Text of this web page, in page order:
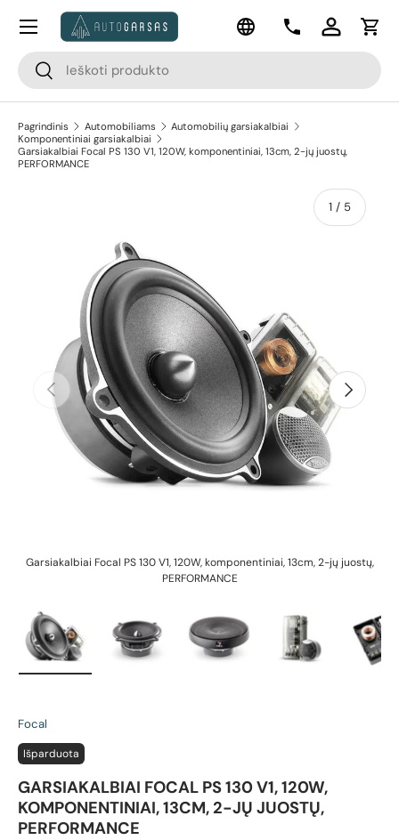
Pereiti prie turinio
Paieška
Paieška
Kalba
KontaktaiPrisijungti
Meniu
Pagrindinis Automobiliams
Automobilių garsiakalbiai
Komponentiniai garsiakalbiai
Garsiakalbiai Focal PS 130 V1, 120W, komponentiniai, 13cm, 2-jų juostų,
PERFORMANCE
Garsiakalbiai Focal PS 130 V1, 120W, komponentiniai, 13cm, 2-jų juostų,
PERFORMANCE
Ankstesnis
1 / apie
5
Kitas
Focal
Išparduota
GARSIAKALBIAI FOCAL PS 130 V1, 120W,
KOMPONENTINIAI, 13CM, 2-JŲ JUOSTŲ,
PERFORMANCE